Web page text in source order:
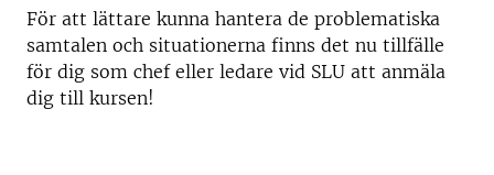
För att lättare kunna hantera de problematiska
samtalen och situationerna finns det nu tillfälle
för dig som chef eller ledare vid SLU att anmäla
dig till kursen!